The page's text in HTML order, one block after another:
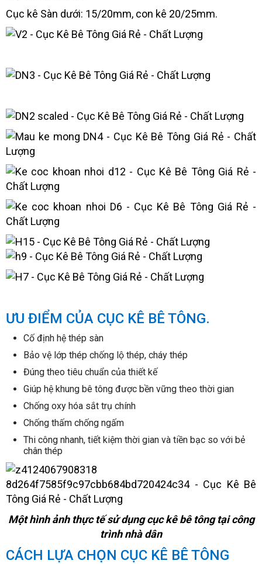
Cục kê Sàn dưới: 15/20mm, con kê 20/25mm.
ƯU ĐIỂM CỦA CỤC KÊ BÊ TÔNG.
Cố định hệ thép sàn
Bảo vệ lớp thép chống lộ thép, cháy thép
Đúng theo tiêu chuẩn của thiết kế
Giúp hệ khung bê tông được bền vững theo thời gian
Chống oxy hóa sắt trụ chính
Chống thấm chống ngấm
Thi công nhanh, tiết kiệm thời gian và tiền bạc so với bẻ
chân thép
Một hình ảnh thực tế sử dụng cục kê bê tông tại công
trình nhà dân
CÁCH LỰA CHỌN CỤC KÊ BÊ TÔNG